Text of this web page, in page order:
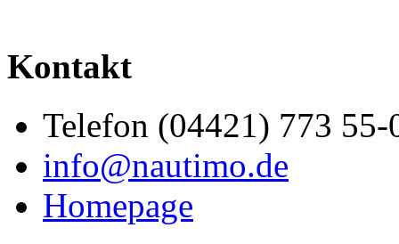
Kontakt
Telefon (04421) 773 55-
info@nautimo.de
Homepage